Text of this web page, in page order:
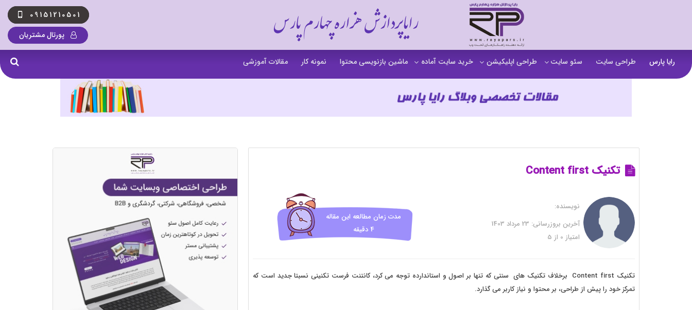
رایاپردازش هزاره چهارم پارس
09151210501
پورتال مشتریان
رایا پارس طراحی سایت سئو سایت
آنالیز سایت
سئو خارجی و ساخت بک لینک
طراحی اپلیکیشن
اپلیکیشن فروشگاهی
خرید سایت آماده
خرید سایت گردشگری
خرید سایت شرکتی
خرید سایت فروش فایل
خرید سایت با امکانات دیوار
ماشین بازنویسی محتوا نمونه کار مقالات آموزشی
تکنیک Content first
نویسنده:
آخرین بروزرسانی:
امتیاز 0 از 5
مدت زمان مطالعه این مقاله
4 دقیقه
تکنیک Content first برخلاف تکنیک های سنتی که تنها بر اصول و استاندارده توجه می کرد، کانتنت فرست تکنینی نسبتا جدید است که
تمرکز خود را پیش از طراحی، بر محتوا و نیاز کاربر می گذارد.